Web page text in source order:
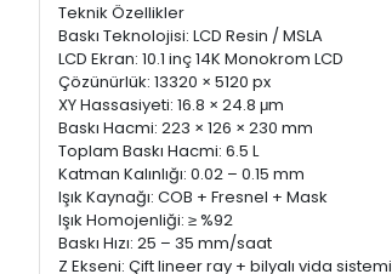
Teknik Özellikler
Baskı Teknolojisi: LCD Resin / MSLA
LCD Ekran: 10.1 inç 14K Monokrom LCD
Çözünürlük: 13320 × 5120 px
XY Hassasiyeti: 16.8 × 24.8 μm
Baskı Hacmi: 223 × 126 × 230 mm
Toplam Baskı Hacmi: 6.5 L
Katman Kalınlığı: 0.02 – 0.15 mm
Işık Kaynağı: COB + Fresnel + Mask
Işık Homojenliği: ≥ %92
Baskı Hızı: 25 – 35 mm/saat
Z Ekseni: Çift lineer ray + bilyalı vida sistemi